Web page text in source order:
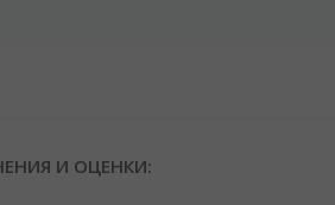
И ОЦЕНКИ: